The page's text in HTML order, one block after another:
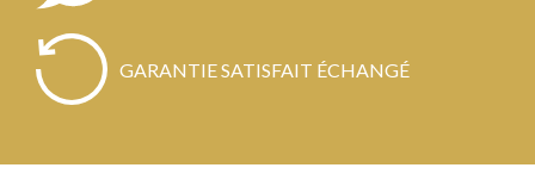
GARANTIE SATISFAIT ÉCHANGÉ